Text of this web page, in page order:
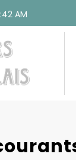
AM